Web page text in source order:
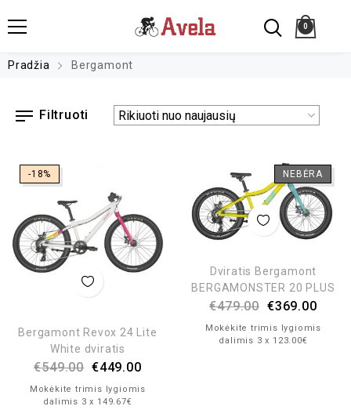
0
Pradžia Bergamont
Filtruoti
-18%
Bergamont Revox 24 Lite
White dviratis
€549.00 €449.00
Mokėkite trimis lygiomis
dalimis 3 x 149.67€
NEBĖRA
Dviratis Bergamont
BERGAMONSTER 20 PLUS
€479.00 €369.00
Mokėkite trimis lygiomis
dalimis 3 x 123.00€